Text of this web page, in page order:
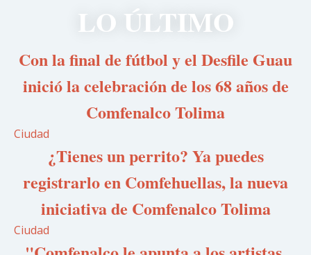
LO ÚLTIMO
Con la final de fútbol y el Desfile Guau
inició la celebración de los 68 años de
Comfenalco Tolima
Ciudad
¿Tienes un perrito? Ya puedes
registrarlo en Comfehuellas, la nueva
iniciativa de Comfenalco Tolima
Ciudad